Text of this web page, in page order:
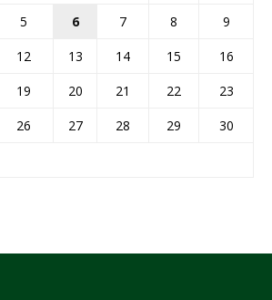
5 6 7 8
9
12 13 14 15
16
19 20 21 22
23
26 27 28 29
30